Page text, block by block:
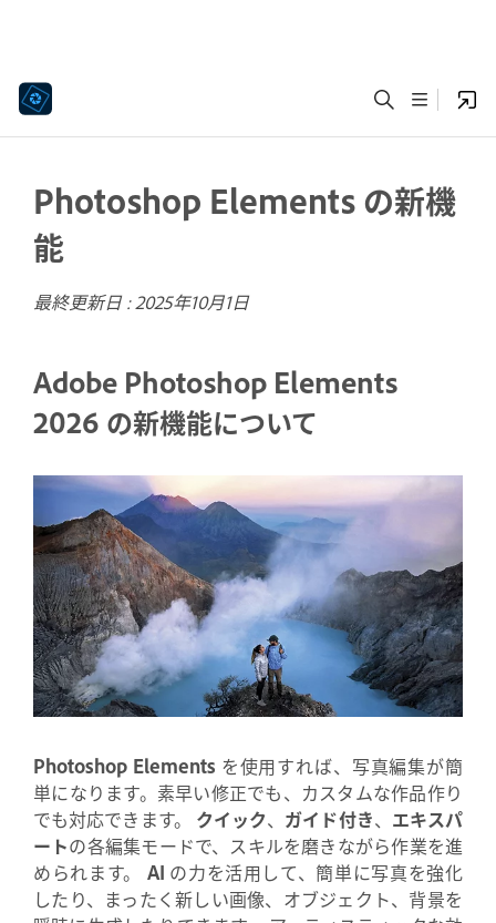
Photoshop Elements の新機
能
最終更新日 :2025年10月1日
Adobe Photoshop Elements
2026 の新機能について
Photoshop Elements を使用すれば、写真編集が簡
単になります。素早い修正でも、カスタムな作品作り
でも対応できます。 クイック、 ガイド付き、 エキスパ
ートの各編集モードで、スキルを磨きながら作業を進
められます。 AI の力を活用して、簡単に写真を強化
したり、まったく新しい画像、オブジェクト、背景を